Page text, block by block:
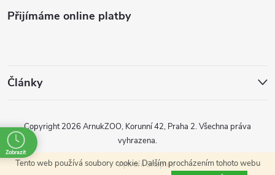
Tento web používá soubory cookie. Dalším procházením tohoto webu
p
í
Přijímáme online platby
Články
Vytvořil Shoptet
Copyright 2026 ArnukZOO, Korunní 42, Praha 2. Všechna práva
vyhrazena.
Zobrazit